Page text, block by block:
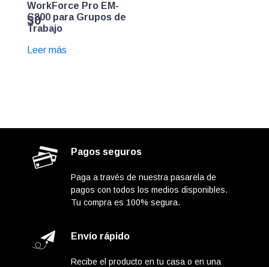
WorkForce Pro EM-
C800 para Grupos de
Trabajo
$0
Leer más
Pagos seguros
Paga a través de nuestra pasarela de
pagos con todos los medios disponibles.
Tu compra es 100% segura.
Envío rápido
Recibe el producto en tu casa o en una